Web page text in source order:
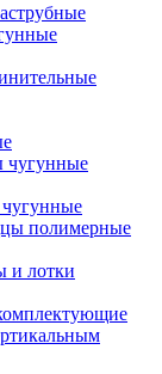
чугунные
полимерные
и лотки